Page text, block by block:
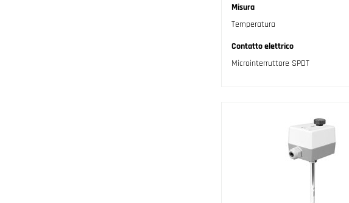
Misura
Temperatura
Contatto elettrico
Microinterruttore SPDT